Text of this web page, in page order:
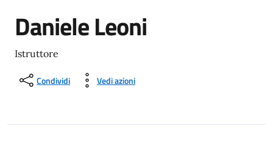
Daniele Leoni
Istruttore
Condividi Vedi azioni